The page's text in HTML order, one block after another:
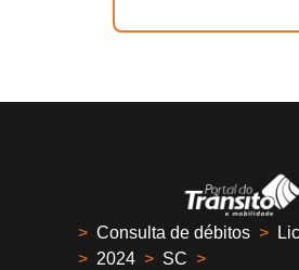
> Consulta de débitos >
> 2024 > SC >